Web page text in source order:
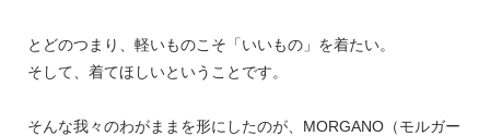
とどのつまり、軽いものこそ「いいもの」を着たい。
そして、着てほしいということです。
そんな我々のわがままを形にしたのが、MORGANO（モルガー